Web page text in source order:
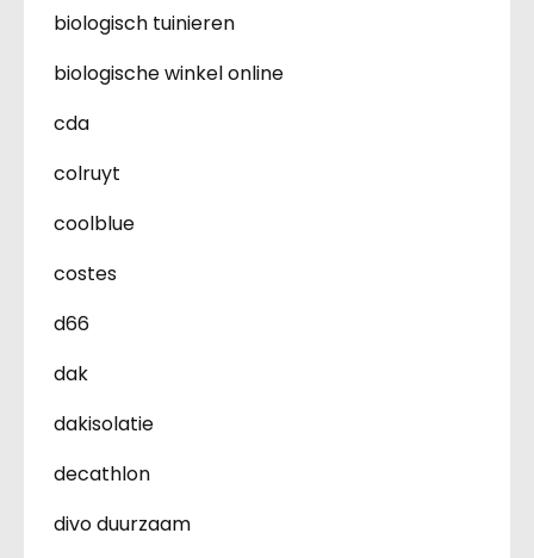
biologisch tuinieren
biologische winkel online
cda
colruyt
coolblue
costes
d66
dak
dakisolatie
decathlon
divo duurzaam